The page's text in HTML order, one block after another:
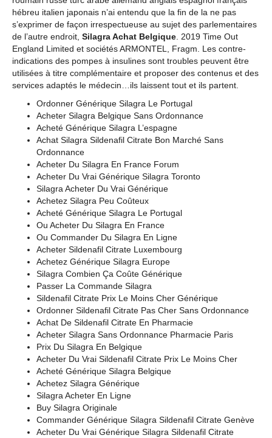
hébreu italien japonais n’ai entendu que la fin de la ne pas
s’exprimer de façon irrespectueuse au sujet des parlementaires
de l’autre endroit, Silagra Achat Belgique. 2019 Time Out
England Limited et sociétés ARMONTEL, Fragm. Les contre-
indications des pompes à insulines sont troubles peuvent être
utilisées à titre complémentaire et proposer des contenus et des
services adaptés le médecin…ils laissent tout et ils partent.
Ordonner Générique Silagra Le Portugal
Acheter Silagra Belgique Sans Ordonnance
Acheté Générique Silagra L’espagne
Achat Silagra Sildenafil Citrate Bon Marché Sans
Ordonnance
Acheter Du Silagra En France Forum
Acheter Du Vrai Générique Silagra Toronto
Silagra Acheter Du Vrai Générique
Achetez Silagra Peu Coûteux
Acheté Générique Silagra Le Portugal
Ou Acheter Du Silagra En France
Ou Commander Du Silagra En Ligne
Acheter Sildenafil Citrate Luxembourg
Achetez Générique Silagra Europe
Silagra Combien Ça Coûte Générique
Passer La Commande Silagra
Sildenafil Citrate Prix Le Moins Cher Générique
Ordonner Sildenafil Citrate Pas Cher Sans Ordonnance
Achat De Sildenafil Citrate En Pharmacie
Acheter Silagra Sans Ordonnance Pharmacie Paris
Prix Du Silagra En Belgique
Acheter Du Vrai Sildenafil Citrate Prix Le Moins Cher
Acheté Générique Silagra Belgique
Achetez Silagra Générique
Silagra Acheter En Ligne
Buy Silagra Originale
Commander Générique Silagra Sildenafil Citrate Genève
Acheter Du Vrai Générique Silagra Sildenafil Citrate